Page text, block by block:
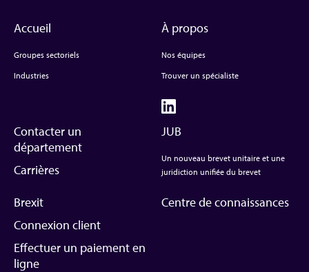
Accueil
Groupes sectoriels
Industries
À propos
Nos équipes
Trouver un spécialiste
Contacter un
département
Carrières
JUB
Un nouveau brevet unitaire et une
juridiction unifiée du brevet
Brexit
Connexion client
Effectuer un paiement en
ligne
Centre de connaissances